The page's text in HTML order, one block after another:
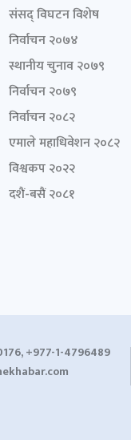
संसद् विघटन विशेष
निर्वाचन २०७४
स्थानीय चुनाव २०७९
निर्वाचन २०७९
निर्वाचन २०८२
एमाले महाधिवेशन २०८२
विश्वकप २०२२
दशैं-बसैं २०८१
+977-1-4796489